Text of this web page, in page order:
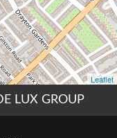
LUX GROUP